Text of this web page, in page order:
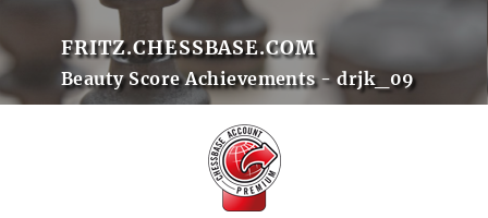
FRITZ.CHESSBASE.COM
Beauty Score Achievements - drjk_09